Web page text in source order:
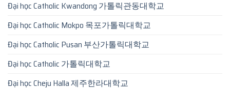
Đại học Catholic Kwandong 가톨릭관동대학교
Đại học Catholic Mokpo 목포가톨릭대학교
Đại học Catholic Pusan 부산가톨릭대학교
Đại học Catholic 가톨릭대학교
Đại học Cheju Halla 제주한라대학교